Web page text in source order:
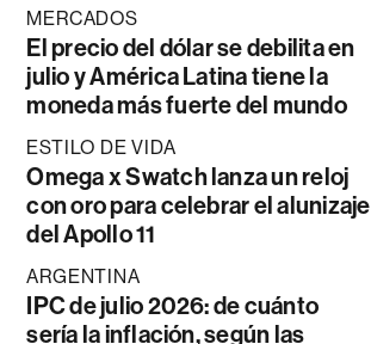
MERCADOS
El precio del dólar se debilita en
julio y América Latina tiene la
moneda más fuerte del mundo
ESTILO DE VIDA
Omega x Swatch lanza un reloj
con oro para celebrar el alunizaje
del Apollo 11
ARGENTINA
IPC de julio 2026: de cuánto
sería la inflación, según las